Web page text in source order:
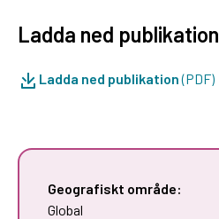
Ladda ned publikation
Ladda ned publikation(PDF)
Geografiskt område:
Global